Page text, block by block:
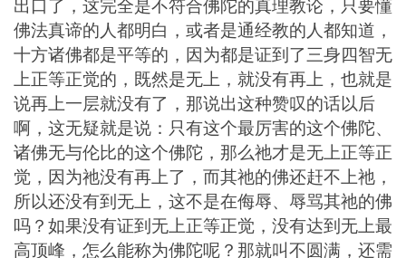
出口了，这完全是不符合佛陀的真理教论，只要懂
佛法真谛的人都明白，或者是通经教的人都知道，
十方诸佛都是平等的，因为都是证到了三身四智无
上正等正觉的，既然是无上，就没有再上，也就是
说再上一层就没有了，那说出这种赞叹的话以后
啊，这无疑就是说：只有这个最厉害的这个佛陀、
诸佛无与伦比的这个佛陀，那么祂才是无上正等正
觉，因为祂没有再上了，而其祂的佛还赶不上祂，
所以还没有到无上，这不是在侮辱、辱骂其祂的佛
吗？如果没有证到无上正等正觉，没有达到无上最
高顶峰，怎么能称为佛陀呢？那就叫不圆满，还需